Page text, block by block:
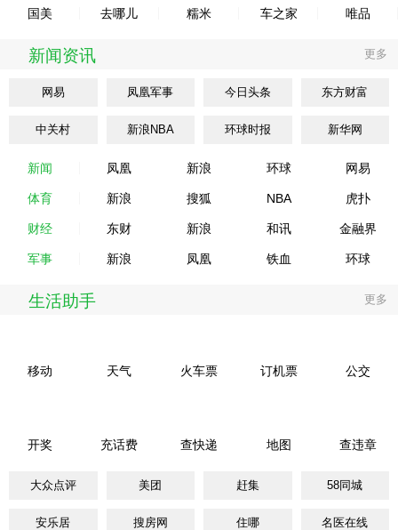
国美 去哪儿 糯米 车之家 唯品
新闻资讯 更多
网易 凤凰军事 今日头条 东方财富
中关村 新浪NBA 环球时报 新华网
新闻 凤凰 新浪 环球 网易
体育 新浪 搜狐 NBA 虎扑
财经 东财 新浪 和讯 金融界
军事 新浪 凤凰 铁血 环球
生活助手 更多
移动 天气 火车票 订机票 公交
开奖 充话费 查快递 地图 查违章
大众点评 美团 赶集 58同城
安乐居 搜房网 住哪 名医在线